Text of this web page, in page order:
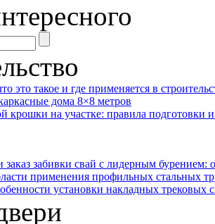
это такое и где применяется в
дома 8×8 метров
крошки на участке: правила подготовки
заказ забивки свай с лидерным бурением:
применения профильных стальных
установки накладных трековых